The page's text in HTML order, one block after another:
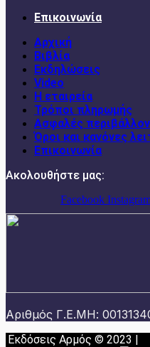
Επικοινωνία
Αρχική
Βιβλία
Εκδηλώσεις
Video
Η εταιρεία
Τρόποι πληρωμής
Ασφαλές περιβάλλον
Όροι και κανόνες
Επικοινωνία
Ακολουθήστε μας:
Facebook
Αριθμός Γ.Ε.ΜΗ:
Εκδόσεις Αρμός © 2023 |